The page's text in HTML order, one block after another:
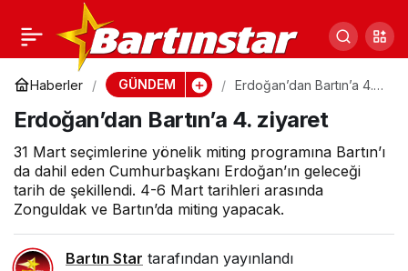
Haberler GÜNDEM
Erdoğan’dan Bartın’a 4.
Erdoğan’dan Bartın’a 4. ziyaret
31 Mart seçimlerine yönelik miting programına Bartın’ı
da dahil eden Cumhurbaşkanı Erdoğan’ın geleceği
tarih de şekillendi. 4-6 Mart tarihleri arasında
Zonguldak ve Bartın’da miting yapacak.
Bartın Star tarafından yayınlandı
Bartınlılar’dan
Çayırhan’da örnek
dayanışma
0 Paylaş